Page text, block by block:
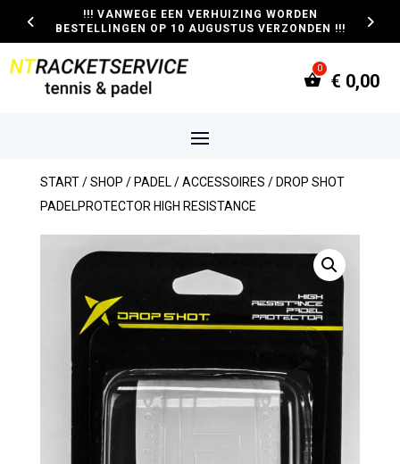
!!! VANWEGE EEN VERHUIZING WORDEN
BESTELLINGEN OP 10 AUGUSTUS VERZONDEN !!!
€ 0,00
START/SHOP / PADEL /ACCESSOIRES / DROP SHOT
PADELPROTECTOR HIGH RESISTANCE